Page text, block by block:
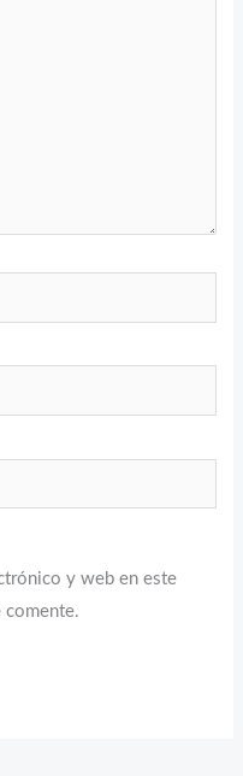
y web en este
comente.